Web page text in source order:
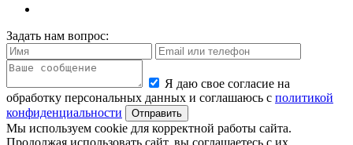
Задать нам вопрос:
Я даю свое согласие на
обработку персональных данных и соглашаюсь с политикой
конфиденциальности
Отправить
Мы используем cookie для корректной работы сайта.